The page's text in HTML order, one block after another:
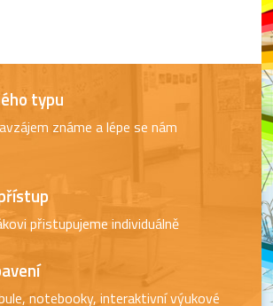
typu
známe a lépe se nám
přistupujeme individuálně
notebooky, interaktivní výukové